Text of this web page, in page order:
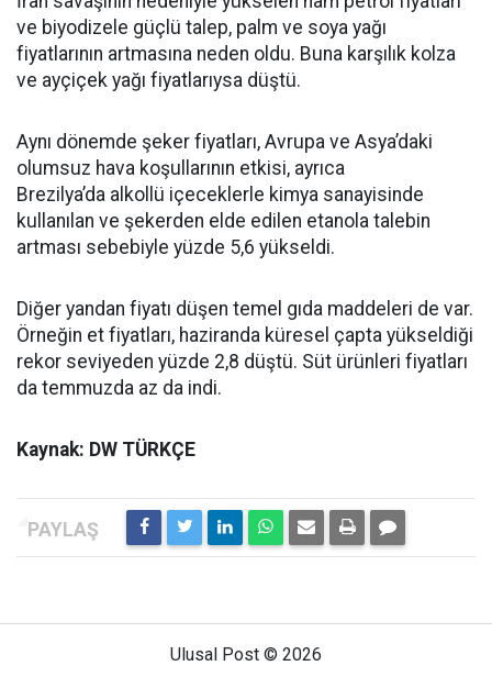
ve biyodizele güçlü talep, palm ve soya yağı
fiyatlarının artmasına neden oldu. Buna karşılık kolza
ve ayçiçek yağı fiyatlarıysa düştü.
Aynı dönemde şeker fiyatları, Avrupa ve Asya’daki
olumsuz hava koşullarının etkisi, ayrıca
Brezilya’da alkollü içeceklerle kimya sanayisinde
kullanılan ve şekerden elde edilen etanola talebin
artması sebebiyle yüzde 5,6 yükseldi.
Diğer yandan fiyatı düşen temel gıda maddeleri de var.
Örneğin et fiyatları, haziranda küresel çapta yükseldiği
rekor seviyeden yüzde 2,8 düştü. Süt ürünleri fiyatları
da temmuzda az da indi.
Kaynak: DW TÜRKÇE
Ulusal Post © 2026